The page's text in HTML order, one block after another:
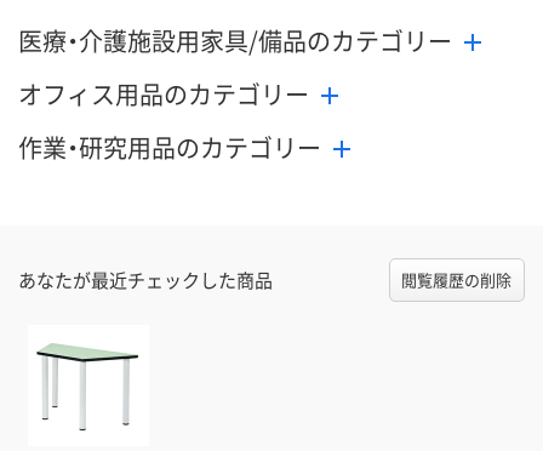
数量
カゴへ
数量
カゴへ
数量
医療・介護施設用家具/備品のカテゴリー
オフィス用品のカテゴリー
作業・研究用品のカテゴリー
あなたが最近チェックした商品 閲覧履歴の削除